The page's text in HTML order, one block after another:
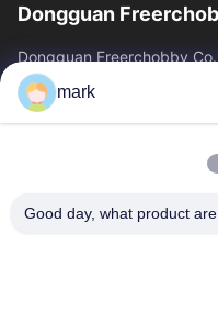
Dongguan
Dongguan Freerchobby
расположена в Донгуане,
мира.Современный
Быстрые Связи
О Компании
mark
Good day, what product